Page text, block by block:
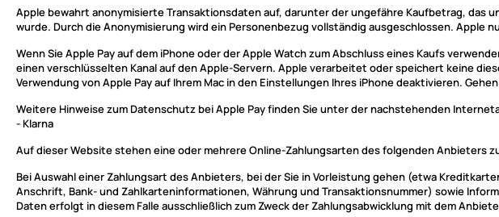
Apple bewahrt anonymisierte Transaktionsdaten auf, darunter der ungefähre Kaufbetrag, das
wurde. Durch die Anonymisierung wird ein Personenbezug vollständig ausgeschlossen. Apple
Wenn Sie Apple Pay auf dem iPhone oder der Apple Watch zum Abschluss eines Kaufs
einen verschlüsselten Kanal auf den Apple-Servern. Apple verarbeitet oder speichert keine
Verwendung von Apple Pay auf Ihrem Mac in den Einstellungen Ihres iPhone deaktivieren.
Weitere Hinweise zum Datenschutz bei Apple Pay finden Sie unter der nachstehenden
- Klarna
Auf dieser Website stehen eine oder mehrere Online-Zahlungsarten des folgenden Anbieters
Bei Auswahl einer Zahlungsart des Anbieters, bei der Sie in Vorleistung gehen (etwa
Anschrift, Bank- und Zahlkarteninformationen, Währung und Transaktionsnummer) sowie
Daten erfolgt in diesem Falle ausschließlich zum Zweck der Zahlungsabwicklung mit dem